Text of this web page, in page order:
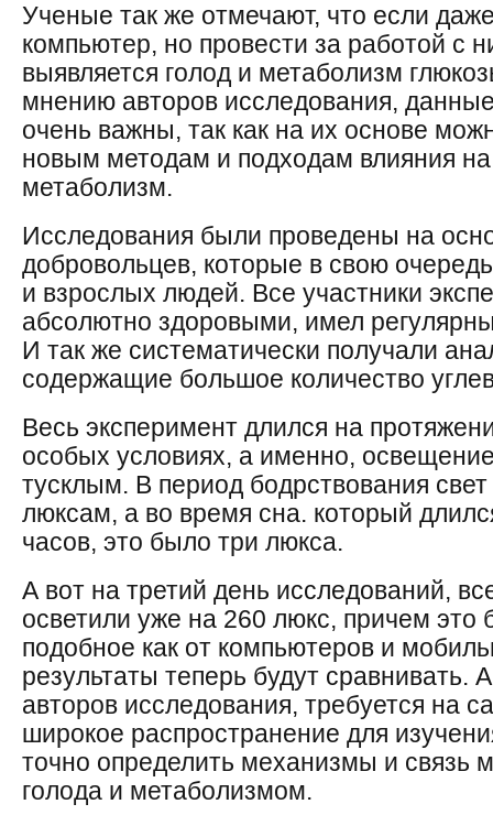
Ученые так же отмечают, что если
компьютер, но провести за работой с
выявляется голод и метаболизм
мнению авторов исследования,
очень важны, так как на их основе
новым методам и подходам влияния
метаболизм.
Исследования были проведены на
добровольцев, которые в свою
и взрослых людей. Все участники
абсолютно здоровыми, имел
И так же систематически получали
содержащие большое количество
Весь эксперимент длился на
особых условиях, а именно,
тусклым. В период бодрствования
люксам, а во время сна. который
часов, это было три люкса.
А вот на третий день исследований,
осветили уже на 260 люкс, причем это
подобное как от компьютеров и
результаты теперь будут сравнивать.
авторов исследования, требуется на
широкое распространение для
точно определить механизмы и связь
голода и метаболизмом.